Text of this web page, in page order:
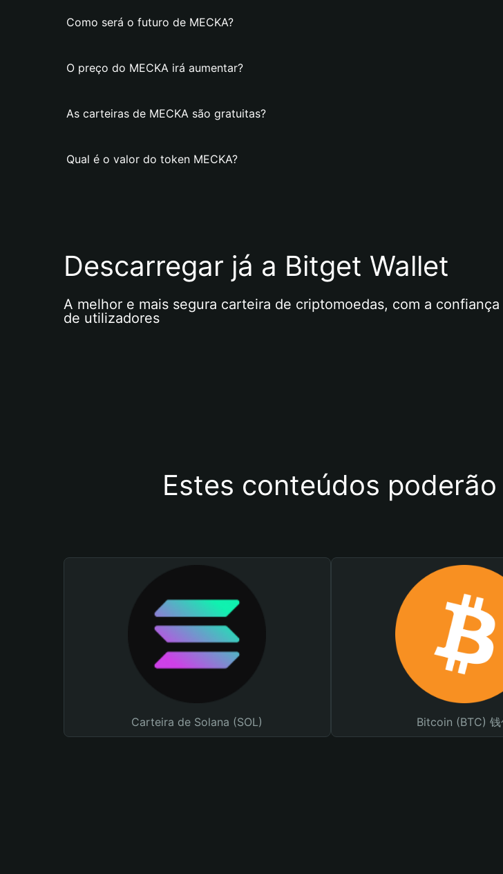
Como será o futuro de MECKA?
O preço do MECKA irá aumentar?
As carteiras de MECKA são gratuitas?
Qual é o valor do token MECKA?
Descarregar já a Bitget Wallet
A melhor e mais segura carteira de criptomoedas, com a
de utilizadores
Estes conteúdos
Carteira de Solana (SOL) Bitcoin (BTC) 钱